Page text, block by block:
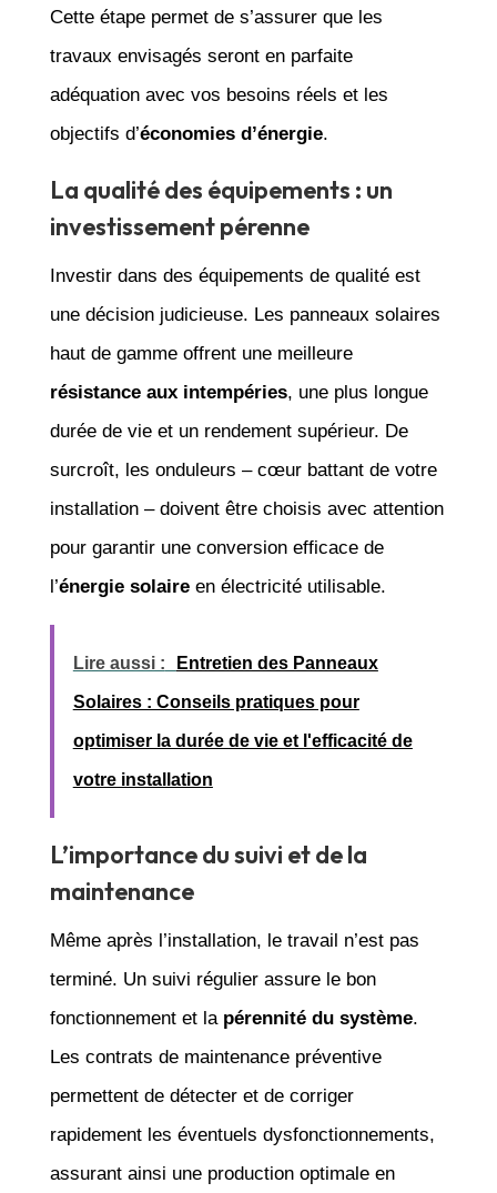
Cette étape permet de s’assurer que les
travaux envisagés seront en parfaite
adéquation avec vos besoins réels et les
objectifs d’économies d’énergie.
La qualité des équipements : un
investissement pérenne
Investir dans des équipements de qualité est
une décision judicieuse. Les panneaux solaires
haut de gamme offrent une meilleure
résistance aux intempéries, une plus longue
durée de vie et un rendement supérieur. De
surcroît, les onduleurs – cœur battant de votre
installation – doivent être choisis avec attention
pour garantir une conversion efficace de
l’énergie solaireen électricité utilisable.
Lire aussi : Entretien des Panneaux
Solaires : Conseils pratiques pour
optimiser la durée de vie et l'efficacité de
votre installation
L’importance du suivi et de la
maintenance
Même après l’installation, le travail n’est pas
terminé. Un suivi régulier assure le bon
fonctionnement et la pérennité du système.
Les contrats de maintenance préventive
permettent de détecter et de corriger
rapidement les éventuels dysfonctionnements,
assurant ainsi une production optimale en